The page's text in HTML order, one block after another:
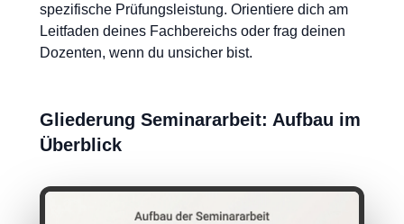
spezifische Prüfungsleistung. Orientiere dich am
Leitfaden deines Fachbereichs oder frag deinen
Dozenten, wenn du unsicher bist.
Gliederung Seminararbeit: Aufbau im
Überblick